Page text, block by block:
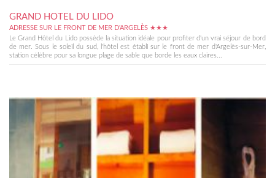
GRAND HOTEL DU LIDO
ADRESSE SUR LE FRONT DE MER D'ARGELÈS ★★★
Le Grand Hôtel du Lido possède la situation idéale pour profiter d'un vrai séjour de bord
de mer. Sous le soleil du sud, l'hôtel est établi sur le front de mer d'Argelès-sur-Mer,
station célèbre pour sa longue plage de sable que borde les eaux claires...